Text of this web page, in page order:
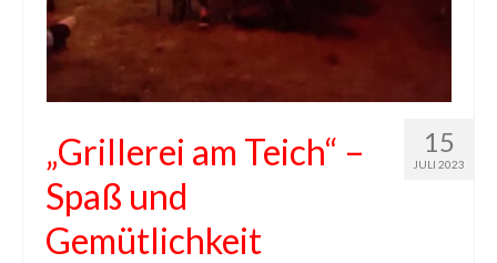
15
JULI 2023
„Grillerei am Teich“ –
Spaß und
Gemütlichkeit